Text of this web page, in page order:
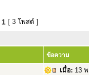
1 [ 3 โพสต์ ]
ข้อความ
เมื่อ: 13